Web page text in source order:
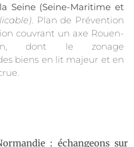
Seine (Seine-Maritime et
. Plan de Prévention
couvrant un axe Rouen-
dont le zonage
biens en lit majeur et en
: échangeons sur